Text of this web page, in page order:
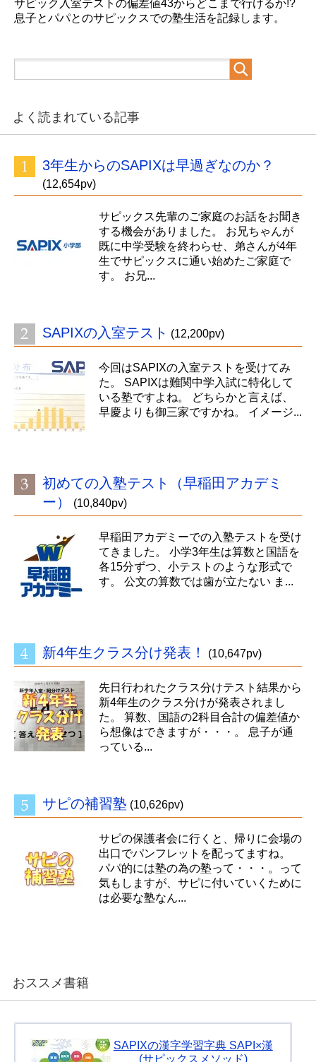
サピック入室テストの偏差値43からどこまで行けるか!?
息子とパパとのサピックスでの塾生活を記録します。
よく読まれている記事
3年生からのSAPIXは早過ぎなのか？
(12,654pv)
サピックス先輩のご家庭のお話をお聞き
する機会がありました。 お兄ちゃんが
既に中学受験を終わらせ、弟さんが4年
生でサピックスに通い始めたご家庭で
す。 お兄...
SAPIXの入室テスト (12,200pv)
今回はSAPIXの入室テストを受けてみ
た。 SAPIXは難関中学入試に特化して
いる塾ですよね。 どちらかと言えば、
早慶よりも御三家ですかね。 イメージ...
初めての入塾テスト（早稲田アカデミ
ー）
(10,840pv)
早稲田アカデミーでの入塾テストを受け
てきました。 小学3年生は算数と国語を
各15分ずつ、小テストのような形式で
す。 公文の算数では歯が立たない ま...
新4年生クラス分け発表！ (10,647pv)
先日行われたクラス分けテスト結果から
新4年生のクラス分けが発表されまし
た。 算数、国語の2科目合計の偏差値か
ら想像はできますが・・・。 息子が通
っている...
サピの補習塾 (10,626pv)
サピの保護者会に行くと、帰りに会場の
出口でパンフレットを配ってますね。
パパ的には塾の為の塾って・・・。って
気もしますが、サピに付いていくために
は必要な塾なん...
おススメ書籍
SAPIXの漢字学習字典 SAPI×漢
(サピックスメソッド)